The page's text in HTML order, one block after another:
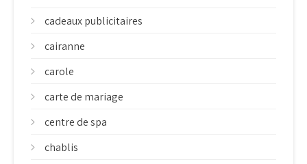
cadeaux publicitaires
cairanne
carole
carte de mariage
centre de spa
chablis